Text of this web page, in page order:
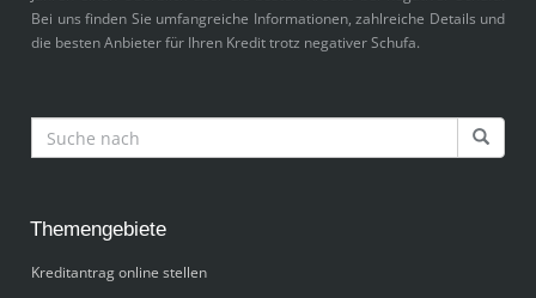
Bei uns finden Sie umfangreiche Informationen, zahlreiche Details und
die besten Anbieter für Ihren Kredit trotz negativer Schufa.
Themengebiete
Kreditantrag online stellen